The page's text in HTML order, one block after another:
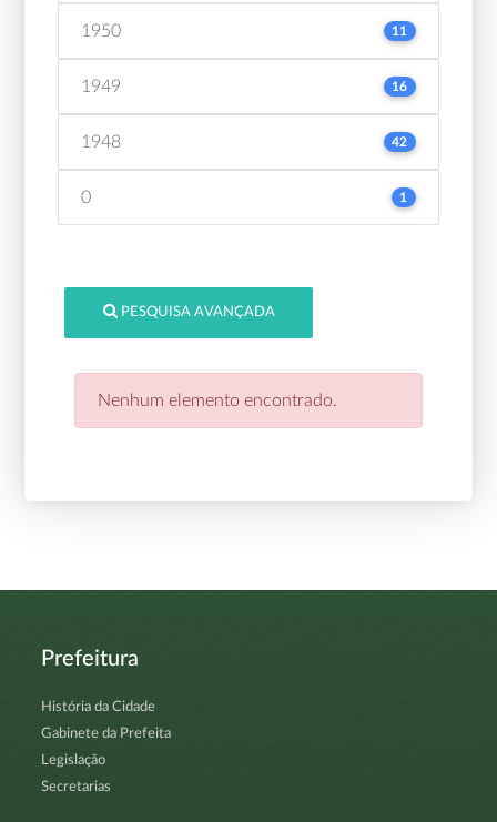
1950 11
1949 16
1948 42
0 1
PESQUISA AVANÇADA
Nenhum elemento encontrado.
Prefeitura
História da Cidade
Gabinete da Prefeita
Legislação
Secretarias